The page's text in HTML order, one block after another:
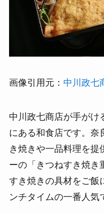
画像引用元： 中川政七
中川政七商店が手がけ
にある和食店です。奈
き焼きや一品料理を提
ーの「きつねすき焼き
すき焼きの具材をご飯
ンチタイムの一番人気